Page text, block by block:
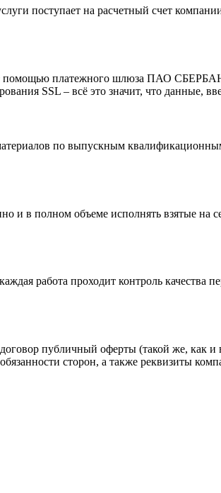
поступает на расчетный счет
с помощью платежного шлюза ПАО
SSL – всё это значит, что данные,
по выпускным
в полном объеме исполнять взятые на
работа проходит контроль качества
публичный оферты (такой же, как
сторон, а также реквизиты